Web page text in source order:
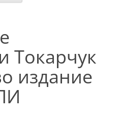
Токарчук
издание